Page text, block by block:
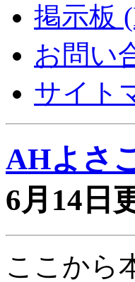
掲示板
お問い
サイト
AHよさ
6月14日
ここから